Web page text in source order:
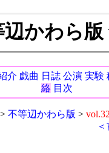
かわら版
介 戯曲 日誌 公演 実験
絡 目次
> 不等辺かわら版 > vol.32